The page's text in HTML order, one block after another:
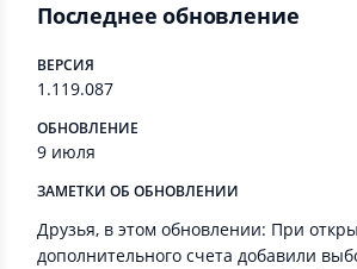
Последнее обновление
ВЕРСИЯ
1.119.087
ОБНОВЛЕНИЕ
9 июля
ЗАМЕТКИ ОБ ОБНОВЛЕНИИ
Друзья, в этом обновлении: При
дополнительного счета добавили